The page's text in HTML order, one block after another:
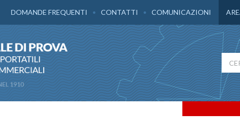
DOMANDE FREQUENTI CONTATTI COMUNICAZIONI